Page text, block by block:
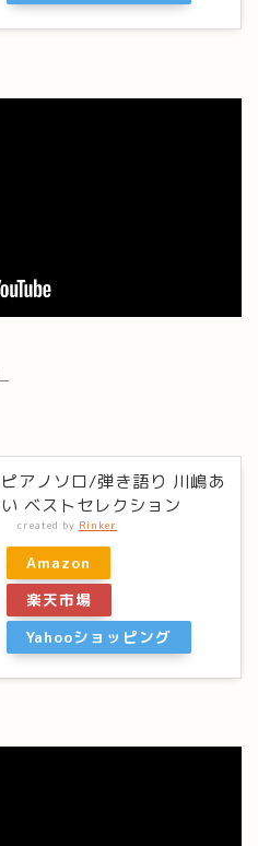
ピアノソロ/弾き語り 川嶋あ
い ベストセレクション
created by Rinker
Amazon
楽天市場
Yahooショッピング